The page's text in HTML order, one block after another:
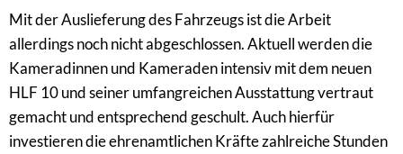
Mit der Auslieferung des Fahrzeugs ist die Arbeit
allerdings noch nicht abgeschlossen. Aktuell werden die
Kameradinnen und Kameraden intensiv mit dem neuen
HLF 10 und seiner umfangreichen Ausstattung vertraut
gemacht und entsprechend geschult. Auch hierfür
investieren die ehrenamtlichen Kräfte zahlreiche Stunden